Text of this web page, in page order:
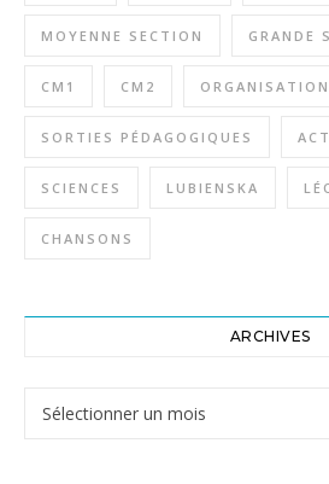
MOYENNE SECTION GRANDE
CM1 CM2 ORGANISATION
SORTIES PÉDAGOGIQUES
SCIENCES LUBIENSKA
CHANSONS
ARCHIVES